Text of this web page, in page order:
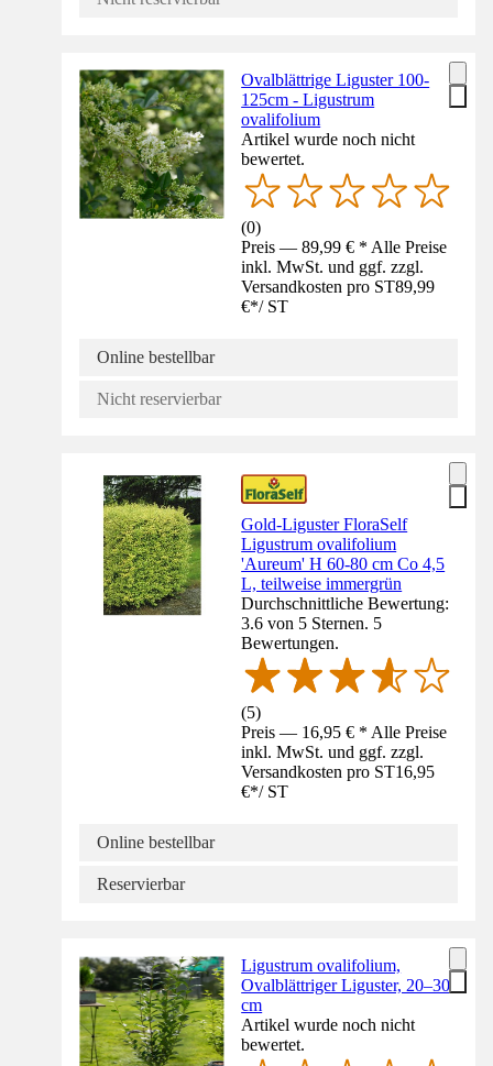
Ovalblättrige Liguster 100-
125cm - Ligustrum
ovalifolium
Artikel wurde noch nicht
bewertet.
(0)
Preis — 89,99 € * Alle Preise
inkl. MwSt. und ggf. zzgl.
Versandkosten pro ST89,99
€*/ ST
Online bestellbar
Nicht reservierbar
Gold-Liguster FloraSelf
Ligustrum ovalifolium
'Aureum' H 60-80 cm Co 4,5
L, teilweise immergrün
Durchschnittliche Bewertung:
3.6 von 5 Sternen. 5
Bewertungen.
(5)
Preis — 16,95 € * Alle Preise
inkl. MwSt. und ggf. zzgl.
Versandkosten pro ST16,95
€*/ ST
Online bestellbar
Reservierbar
Ligustrum ovalifolium,
Ovalblättriger Liguster, 20–30
cm
Artikel wurde noch nicht
bewertet.